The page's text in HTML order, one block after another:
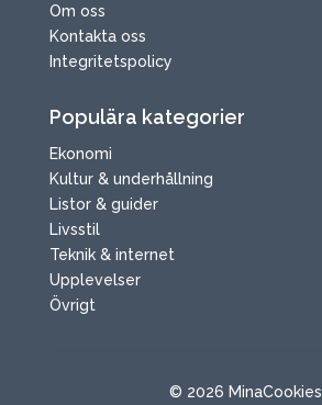
Om oss
Kontakta oss
Integritetspolicy
Populära kategorier
Ekonomi
Kultur & underhållning
Listor & guider
Livsstil
Teknik & internet
Upplevelser
Övrigt
© 2026 MinaCookies